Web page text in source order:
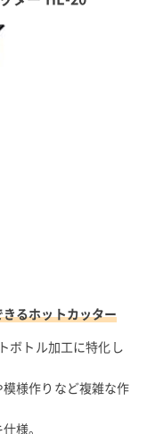
るホットカッター
ボトル加工に特化し
様作りなど複雑な作
様。